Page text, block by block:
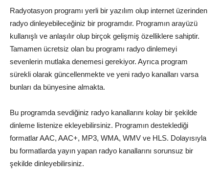
Radyotasyon programı yerli bir yazılım olup internet üzerinden
radyo dinleyebileceğiniz bir programdır. Programın arayüzü
kullanışlı ve anlaşılır olup birçok gelişmiş özelliklere sahiptir.
Tamamen ücretsiz olan bu programı radyo dinlemeyi
sevenlerin mutlaka denemesi gerekiyor. Ayrıca program
sürekli olarak güncellenmekte ve yeni radyo kanalları varsa
bunları da bünyesine almakta.
Bu programda sevdiğiniz radyo kanallarını kolay bir şekilde
dinleme listenize ekleyebilirsiniz. Programın desteklediği
formatlar AAC, AAC+, MP3, WMA, WMV ve HLS. Dolayısıyla
bu formatlarda yayın yapan radyo kanallarını sorunsuz bir
şekilde dinleyebilirsiniz.